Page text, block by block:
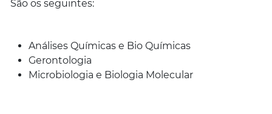
São os seguintes:
Análises Químicas e Bio Químicas
Gerontologia
Microbiologia e Biologia Molecular